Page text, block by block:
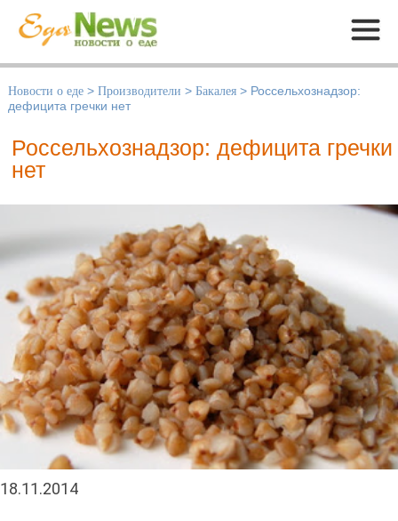
Меню
Новости о еде > Производители > Бакалея > Россельхознадзор:
дефицита гречки нет
Россельхознадзор: дефицита гречки
нет
18.11.2014